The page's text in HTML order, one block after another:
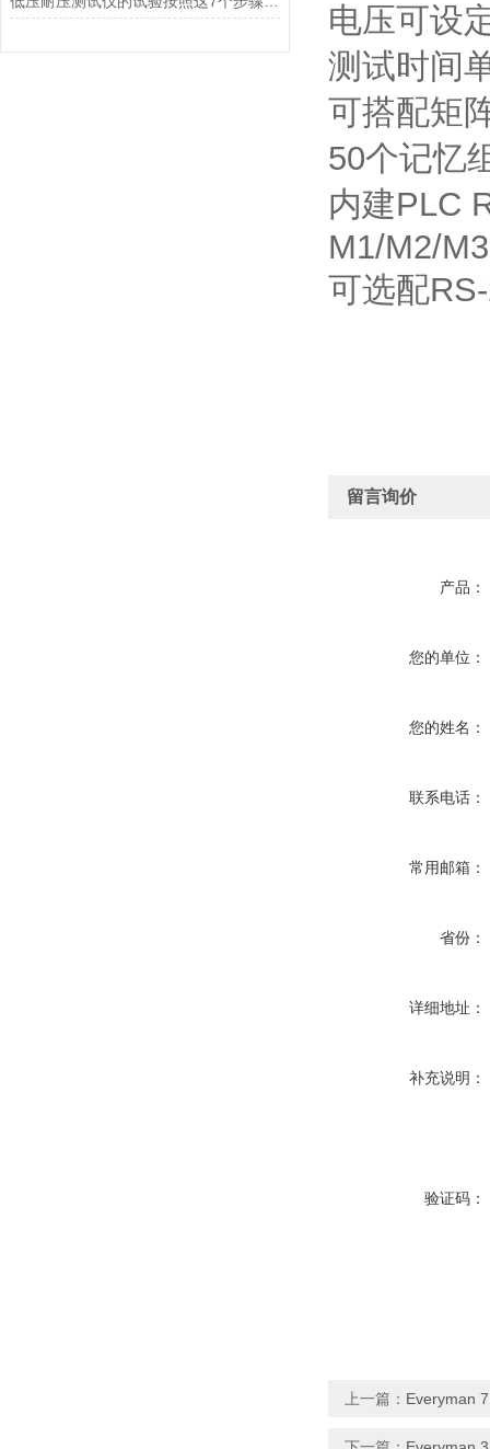
电压可设
测试时间
可搭配矩
50个记忆
内建PLC
M1/M2/M3
可选配
留言询价
产品：
您的单位：
您的姓名：
联系电话：
常用邮箱：
省份：
详细地址：
补充说明：
验证码：
上一篇： Everyman